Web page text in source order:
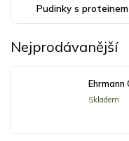
Pudinky s proteinem
Nejprodávanější
Skladem